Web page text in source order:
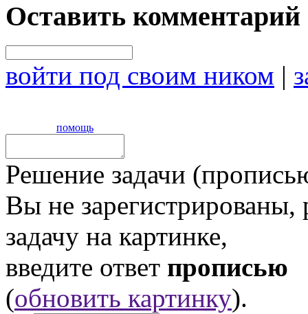
Оставить комментарий
войти под своим ником |
помощь
Решение задачи
Вы не
задачу на картинке,
введите ответ прописью
(обновить картинку).